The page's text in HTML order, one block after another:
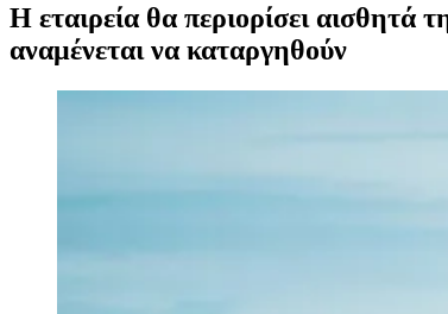
Η εταιρεία θα περιορίσει αισθητά
αναμένεται να καταργηθούν